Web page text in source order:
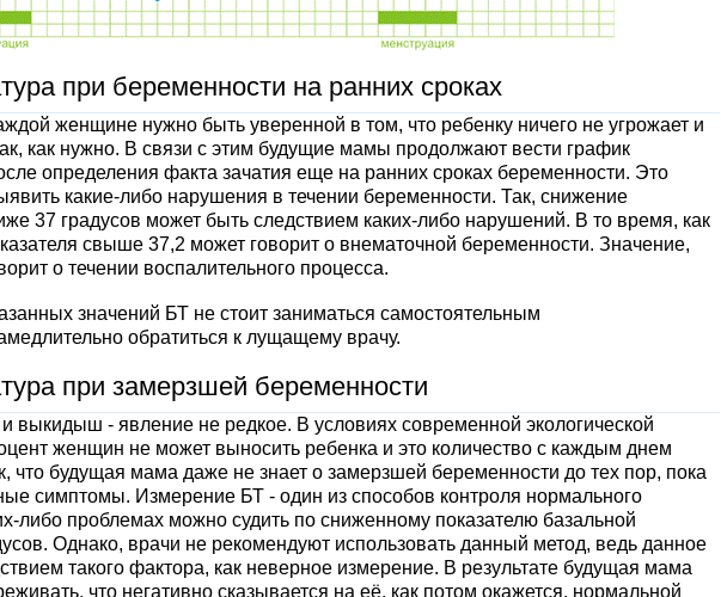
при беременности на ранних сроках
женщине нужно быть уверенной в том, что ребенку ничего не угрожает и
как нужно. В связи с этим будущие мамы продолжают вести график
определения факта зачатия еще на ранних сроках беременности. Это
какие-либо нарушения в течении беременности. Так, снижение
37 градусов может быть следствием каких-либо нарушений. В то время, как
свыше 37,2 может говорит о внематочной беременности. Значение,
о течении воспалительного процесса.
значений БТ не стоит заниматься самостоятельным
обратиться к лущащему врачу.
при замерзшей беременности
выкидыш - явление не редкое. В условиях современной экологической
женщин не может выносить ребенка и это количество с каждым днем
что будущая мама даже не знает о замерзшей беременности до тех пор, пока
симптомы. Измерение БТ - один из способов контроля нормального
либо проблемах можно судить по сниженному показателю базальной
Однако, врачи не рекомендуют использовать данный метод, ведь данное
такого фактора, как неверное измерение. В результате будущая мама
что негативно сказывается на её, как потом окажется, нормальной